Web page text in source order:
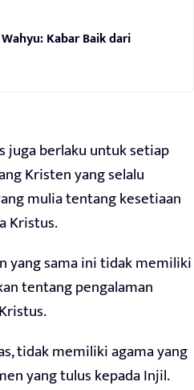
Kabar Baik dari
juga berlaku untuk setiap
Kristen yang selalu
mulia tentang kesetiaan
Kristus.
yang sama ini tidak memiliki
tentang pengalaman
tidak memiliki agama yang
yang tulus kepada Injil.